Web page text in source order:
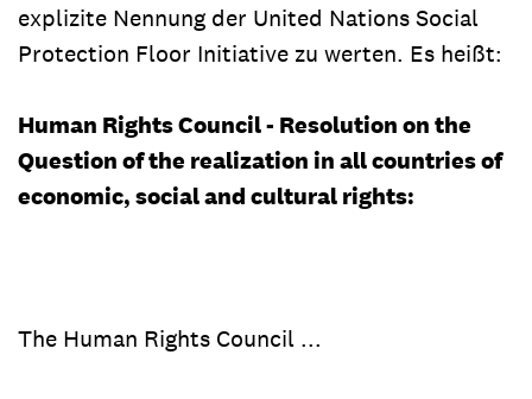
explizite Nennung der United Nations Social
Protection Floor Initiative zu werten. Es heißt:
Human Rights Council - Resolution on the
Question of the realization in all countries of
economic, social and cultural rights:
The Human Rights Council ...